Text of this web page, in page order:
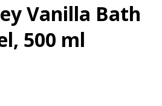
Vanilla Bath
500 ml